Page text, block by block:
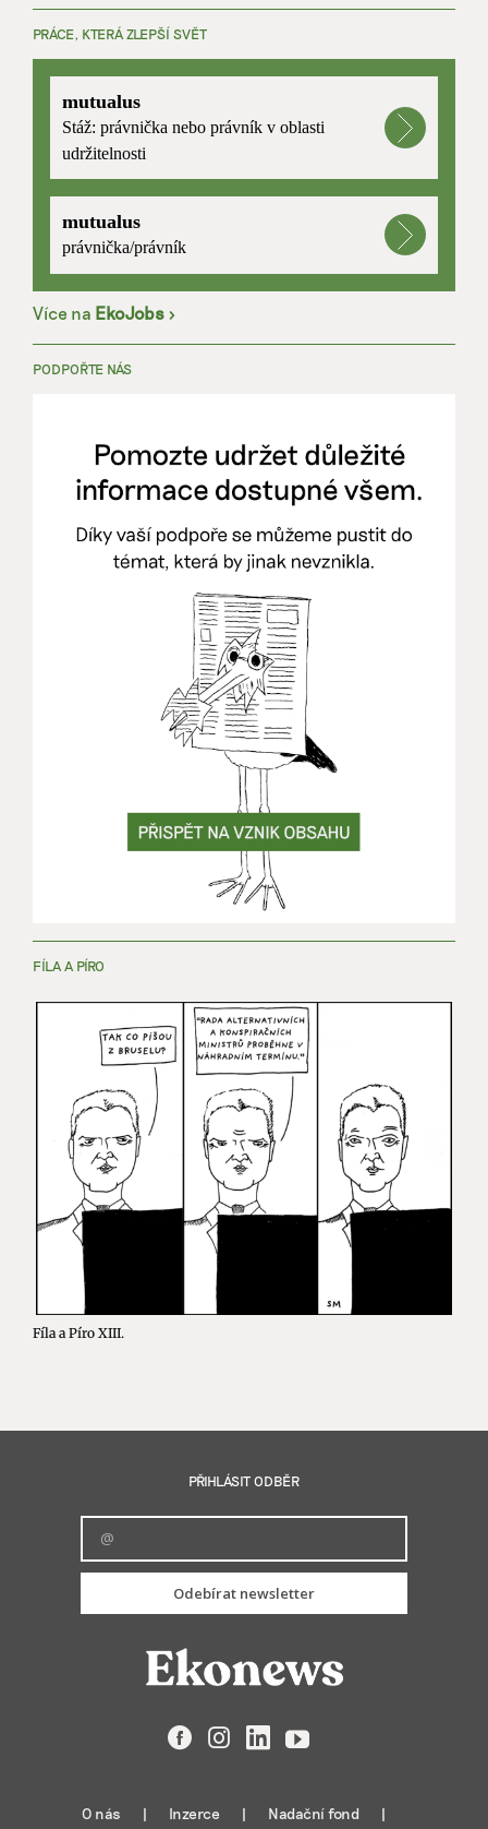
PRÁCE, KTERÁ ZLEPŠÍ SVĚT
mutualus
Stáž: právnička nebo právník v oblasti
udržitelnosti
mutualus
právnička/právník
Více na EkoJobs >
PODPOŘTE NÁS
FÍLA A PÍRO
Fíla a Píro XIII.
PŘIHLÁSIT ODBĚR
Odebírat newsletter
FacebookInstagramLinkedIn
YouTube
O nás Inzerce Nadační fond